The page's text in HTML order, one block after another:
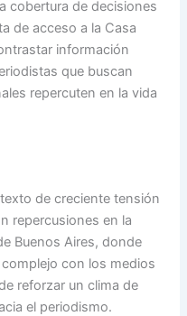
cobertura de decisiones
de acceso a la Casa
información
que buscan
repercuten en la vida
de creciente tensión
repercusiones en la
Buenos Aires, donde
con los medios
reforzar un clima de
el periodismo.